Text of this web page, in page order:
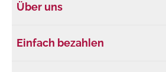
Über uns
Einfach bezahlen